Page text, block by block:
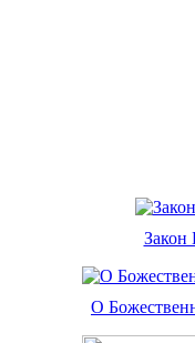
Закон
О